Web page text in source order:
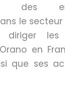
des
le secteur
les
en
que ses